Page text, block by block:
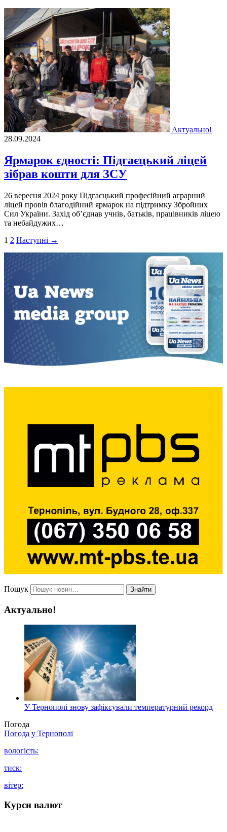
Актуально!
28.09.2024
Ярмарок єдності: Підгаєцький ліцей
зібрав кошти для ЗСУ
26 вересня 2024 року Підгаєцький професійний аграрний
ліцей провів благодійний ярмарок на підтримку Збройних
Сил України. Захід об’єднав учнів, батьків, працівників ліцею
та небайдужих…
Пагінація
записів
1 2 Наступні →
Пошук Знайти
Актуально!
У Тернополі знову зафіксували температурний рекорд
Погода
Погода у Тернополі
вологість:
тиск:
вітер:
Курси валют